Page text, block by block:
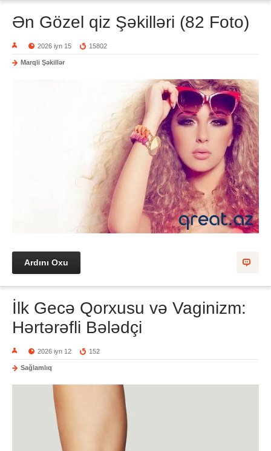
Ən Gözel qiz Şəkilləri (82 Foto)
2026 iyn 15 15802
Marqli Şəkillər
Ardını Oxu
İlk Gecə Qorxusu və Vaginizm:
Hərtərəfli Bələdçi
2026 iyn 12 152
Sağlamlıq